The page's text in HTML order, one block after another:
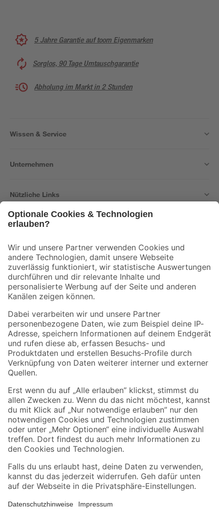
5 Jahre Garantie auf toom Eigenmarken
Sorglos, 90 Tage Umtauschgarantie
Abholung im Markt in 2 Stunden
Wissen & Service
Unternehmen
Nützliche Links
Der toom Newsletter: Keine Angebote und Aktionen mehr verpassen!
Zur Newsletter Anmeldung
Folge uns
Zahlungsarten Versandarten
Sicher einkaufen
Jetzt die toom-App herunterladen
Alle Preisangaben in EUR inkl. gesetzl. MwSt.. Die dargestellten Angebote sind unter
Umständen nicht in allen Märkten verfügbar. Die angegebenen Verfügbarkeiten beziehen
Produkte nur solange der Vorrat reicht.
*Paketversand ab 59 € versandkostenfrei, gilt nicht für Artikel mit Speditionsversand, hier